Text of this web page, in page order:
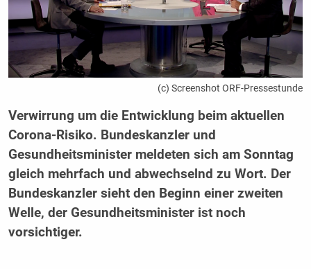
(c) Screenshot ORF-Pressestunde
Verwirrung um die Entwicklung beim aktuellen
Corona-Risiko. Bundeskanzler und
Gesundheitsminister meldeten sich am Sonntag
gleich mehrfach und abwechselnd zu Wort. Der
Bundeskanzler sieht den Beginn einer zweiten
Welle, der Gesundheitsminister ist noch
vorsichtiger.